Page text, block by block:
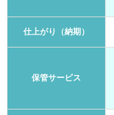
仕上がり（納期）
保管サービス